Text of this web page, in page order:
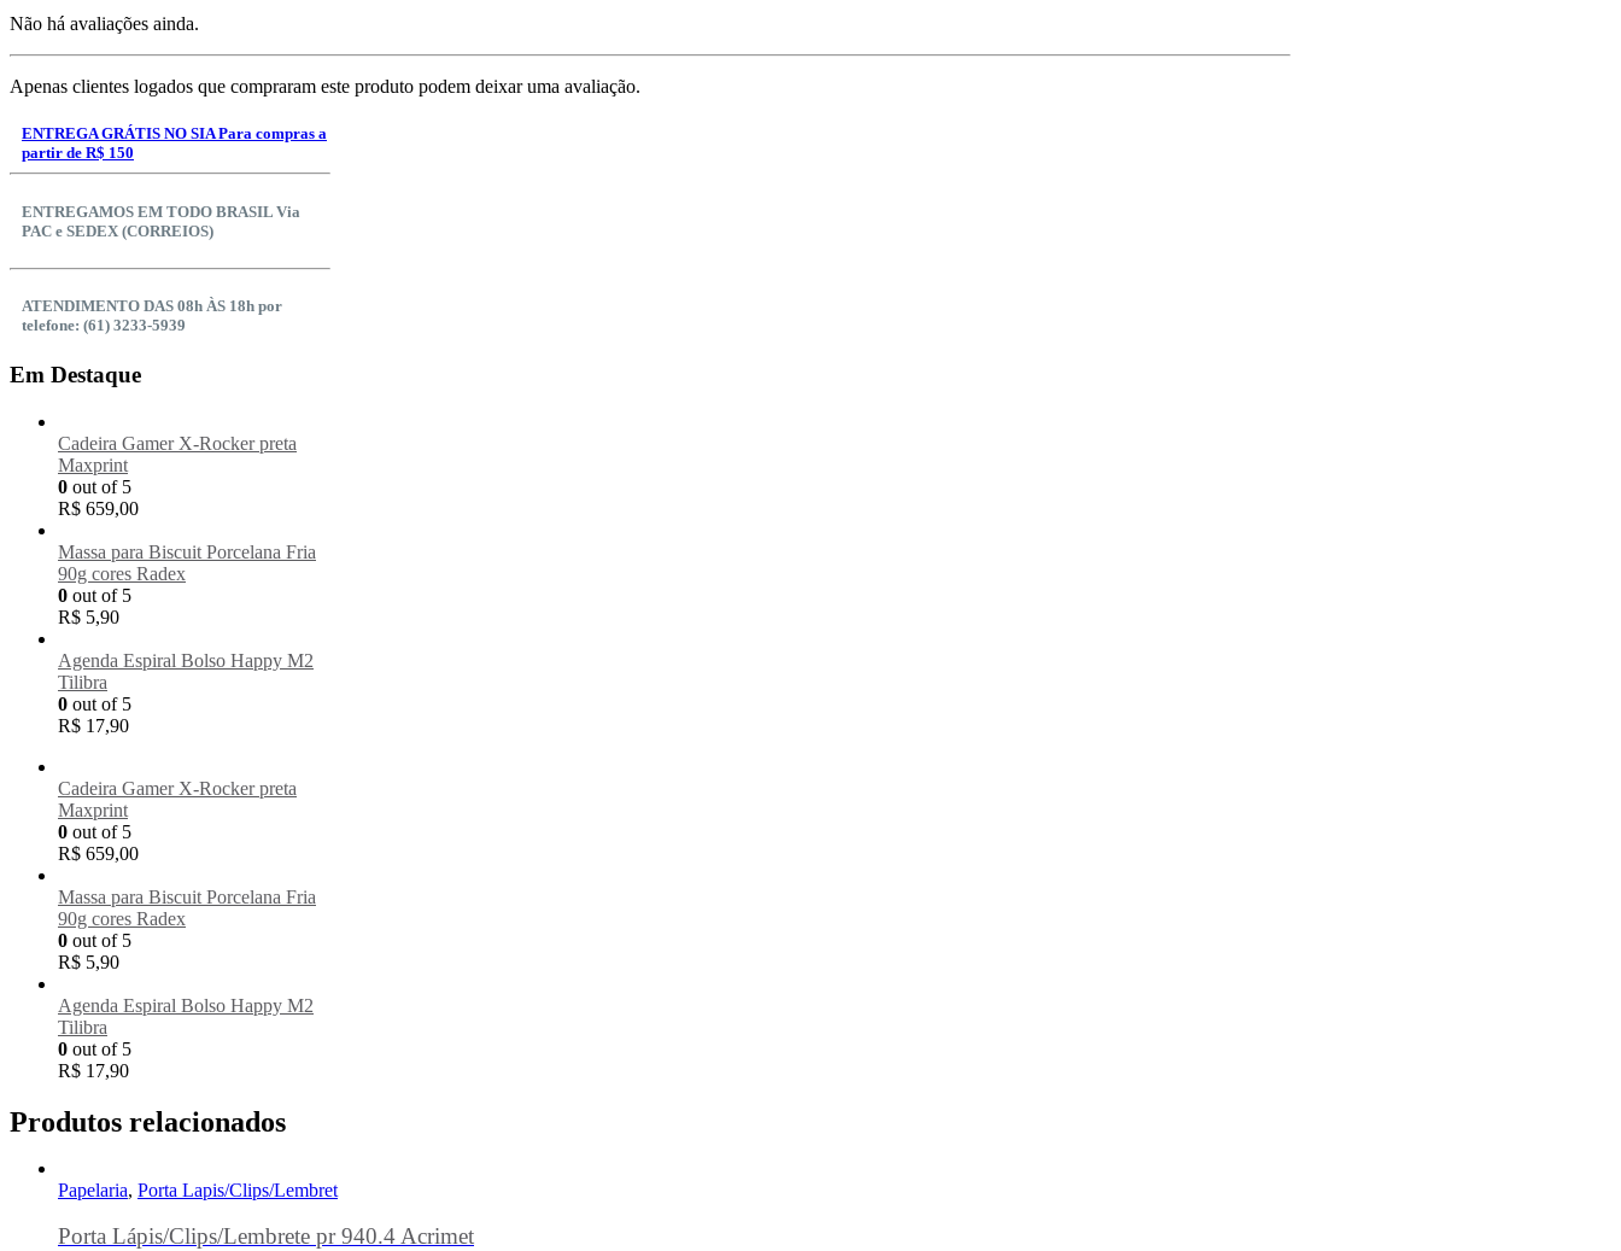
Não há avaliações ainda.
Apenas clientes logados que compraram este produto podem deixar uma avaliação.
ENTREGA GRÁTIS NO SIA Para compras a
partir de R$ 150
ENTREGAMOS EM TODO BRASIL Via
PAC e SEDEX (CORREIOS)
ATENDIMENTO DAS 08h ÀS 18h por
telefone: (61) 3233-5939
Em Destaque
Cadeira Gamer X-Rocker preta
Maxprint
0 out of 5
R$ 659,00
Massa para Biscuit Porcelana Fria
90g cores Radex
0 out of 5
R$ 5,90
Agenda Espiral Bolso Happy M2
Tilibra
0 out of 5
R$ 17,90
Cadeira Gamer X-Rocker preta
Maxprint
0 out of 5
R$ 659,00
Massa para Biscuit Porcelana Fria
90g cores Radex
0 out of 5
R$ 5,90
Agenda Espiral Bolso Happy M2
Tilibra
0 out of 5
R$ 17,90
Produtos relacionados
Papelaria, Porta Lapis/Clips/Lembret
Porta Lápis/Clips/Lembrete pr 940.4 Acrimet